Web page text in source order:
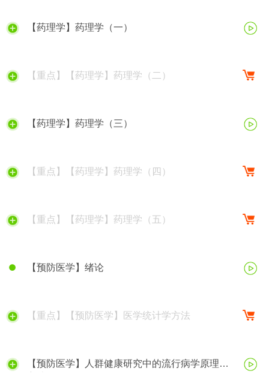
【药理学】药理学（一）
【重点】【药理学】药理学（二）
【药理学】药理学（三）
【重点】【药理学】药理学（四）
【重点】【药理学】药理学（五）
【预防医学】绪论
【重点】【预防医学】医学统计学方法
【预防医学】人群健康研究中的流行病学原理与